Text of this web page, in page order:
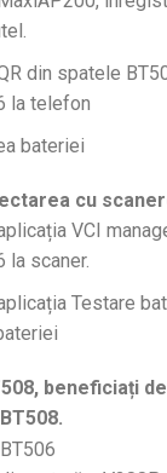
din spatele
la telefon
bateriei
cu
VCI
la scaner.
Testare
beneficiați